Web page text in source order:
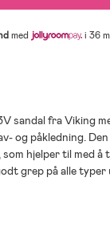
med i 36
sandal fra Viking
og påkledning.
som hjelper til med
grep på alle